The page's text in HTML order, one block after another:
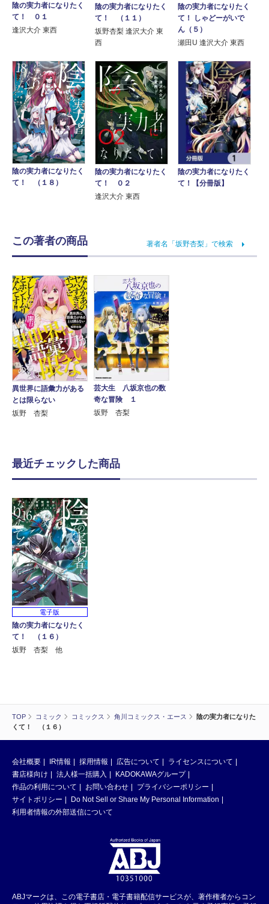
TOP コミック コミックス 角川コミックス・エース
陰の実力者になりた
くて！ （１６）
陰の実力者になりたく
て！ ０１
逢沢大介 東西
陰の実力者になりたく
て！ （１１）
坂野杏梨 逢沢大介 東
西
陰の実力者になりたく
て！ しゃどーがいで
ん（５）
瀬田U 逢沢大介 東西
陰の実力者になりたく
て！ （１８）
陰の実力者になりたく
て！ ０２
逢沢大介 東西
陰の実力者になりたく
て！【分冊版】
この著者の商品 著者名「坂野杏梨」で検索
異世界に語彙力がある
とは限らない
坂野 杏梨
芸大生 八坂京也の数
奇な冒険 １
坂野 杏梨
最近チェックした商品
電子版
陰の実力者になりたく
て！ （１６）
坂野 杏梨 他
会社概要 IR情報 採用情報 広告について
ライセンスについて
書店様向け
法人様一括購入
KADOKAWAグループ
作品の利用について
お問い合わせ
プライバシーポリシー
サイトポリシー
Do Not Sell or Share My Personal Information
利用者情報の外部送信について
ABJマークは、この電子書店・電子書籍配信サービスが、著作権者からコン